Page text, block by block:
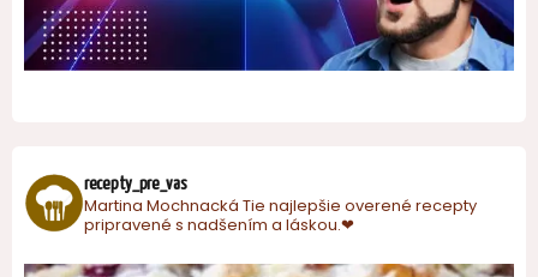
recepty_pre_vas
Martina Mochnacká Tie najlepšie overené recepty
pripravené s nadšením a láskou.❤